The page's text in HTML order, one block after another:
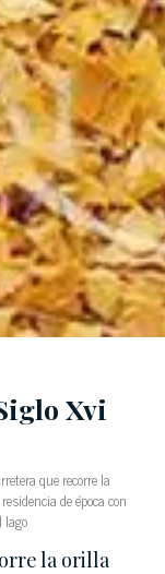
Xvi
que recorre la
de época con
lago
la orilla